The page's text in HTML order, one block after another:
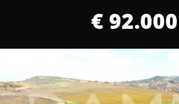
€ 92.000